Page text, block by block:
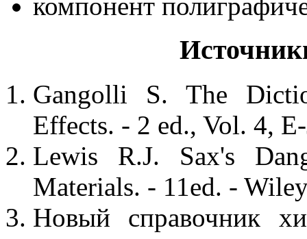
Gangolli S. The
Effects. - 2 ed., Vol. 4,
Lewis R.J. Sax's
Materials. - 11ed. -
Новый справочник